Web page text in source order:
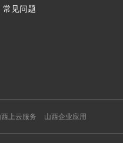
常见问题
西上云服务 山西企业应用